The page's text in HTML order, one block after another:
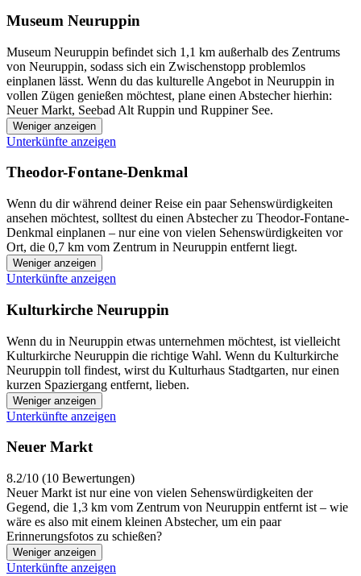
Museum Neuruppin
Museum Neuruppin befindet sich 1,1 km außerhalb des Zentrums
von Neuruppin, sodass sich ein Zwischenstopp problemlos
einplanen lässt. Wenn du das kulturelle Angebot in Neuruppin in
vollen Zügen genießen möchtest, plane einen Abstecher hierhin:
Neuer Markt, Seebad Alt Ruppin und Ruppiner See.
Weniger anzeigen
Unterkünfte anzeigen
Theodor-Fontane-Denkmal
Wenn du dir während deiner Reise ein paar Sehenswürdigkeiten
ansehen möchtest, solltest du einen Abstecher zu Theodor-Fontane-
Denkmal einplanen – nur eine von vielen Sehenswürdigkeiten vor
Ort, die 0,7 km vom Zentrum in Neuruppin entfernt liegt.
Weniger anzeigen
Unterkünfte anzeigen
Kulturkirche Neuruppin
Wenn du in Neuruppin etwas unternehmen möchtest, ist vielleicht
Kulturkirche Neuruppin die richtige Wahl. Wenn du Kulturkirche
Neuruppin toll findest, wirst du Kulturhaus Stadtgarten, nur einen
kurzen Spaziergang entfernt, lieben.
Weniger anzeigen
Unterkünfte anzeigen
Neuer Markt
8.2/10 (10 Bewertungen)
Neuer Markt ist nur eine von vielen Sehenswürdigkeiten der
Gegend, die 1,3 km vom Zentrum von Neuruppin entfernt ist – wie
wäre es also mit einem kleinen Abstecher, um ein paar
Erinnerungsfotos zu schießen?
Weniger anzeigen
Unterkünfte anzeigen